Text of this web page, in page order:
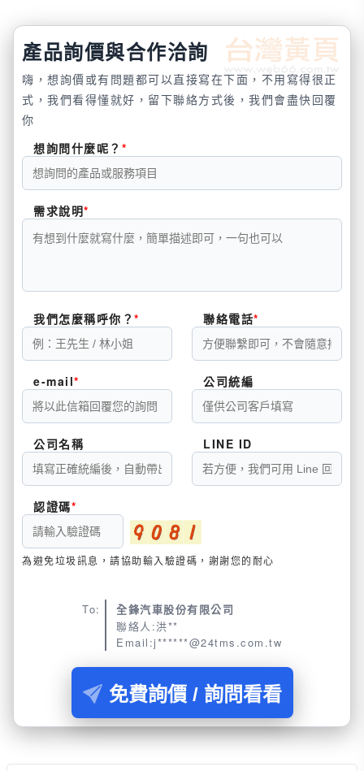
產品詢價與合作洽詢
嗨，想詢價或有問題都可以直接寫在下面，不用寫得很正
式，我們看得懂就好，留下聯絡方式後，我們會盡快回覆
你
想詢問什麼呢？
需求說明
我們怎麼稱呼你？ 聯絡電話
e-mail 公司統編
公司名稱 LINE ID
認證碼
為避免垃圾訊息，請協助輸入驗證碼，謝謝您的耐心
To:
全鋒汽車股份有限公司
聯絡人:洪**
Email:j******@24tms.com.tw
免費詢價 / 詢問看看